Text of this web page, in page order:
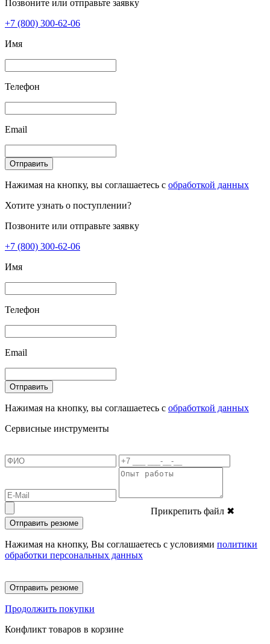
Позвоните или отправьте заявку
+7 (800) 300-62-06
Имя
Телефон
Email
Отправить
Нажимая на кнопку, вы соглашаетесь с обработкой данных
Хотите узнать о поступлении?
Позвоните или отправьте заявку
+7 (800) 300-62-06
Имя
Телефон
Email
Отправить
Нажимая на кнопку, вы соглашаетесь с обработкой данных
Сервисные инструменты
Прикрепить файл ✖
Отправить резюме
Нажимая на кнопку, Вы соглашаетесь с условиями политики
обработки персональных данных
Отправить резюме
Продолжить покупки
Конфликт товаров в корзине